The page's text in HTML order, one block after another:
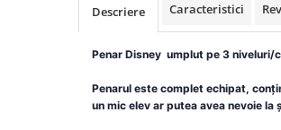
Descriere Caracteristici
Penar Disney umplut pe 3 niveluri/
Penarul este complet echipat,
un mic elev ar putea avea nevoie la